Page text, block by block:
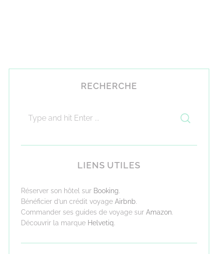
RECHERCHE
LIENS UTILES
Réserver son hôtel sur Booking.
Bénéficier d’un crédit voyage Airbnb.
Commander ses guides de voyage sur Amazon.
Découvrir la marque Helvetiq.